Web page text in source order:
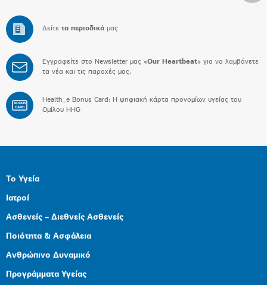
Δείτε τα περιοδικά μας
Εγγραφείτε στο Newsletter μας «Our Heartbeat» για να λαμβάνετε
τα νέα και τις παροχές μας.
BONUS
CARD
Health_e Bonus Card: H ψηφιακή κάρτα προνομίων υγείας του
Ομίλου HHG
Το Υγεία
Ιατροί
Ασθενείς – Διεθνείς Ασθενείς
Ποιότητα & Ασφάλεια
Ανθρώπινο Δυναμικό
Προγράμματα Υγείας